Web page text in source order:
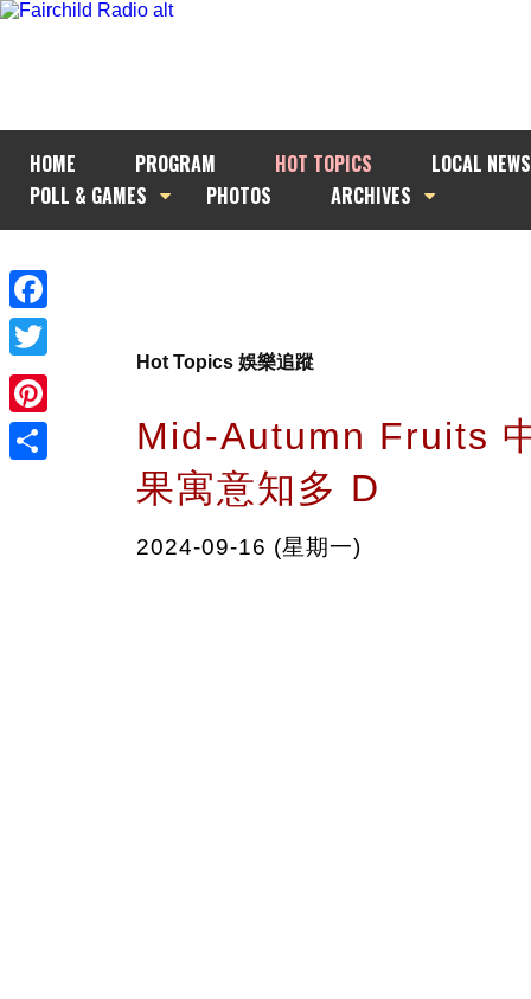
HOME PROGRAM HOT TOPICS
LOCAL NEWS
POLL & GAMES
PHOTOS ARCHIVES
Facebook
Twitter
Pinterest
Hot Topics 娛樂追蹤
Mid-Autumn Fruits
果寓意知多 D
2024-09-16 (星期一)